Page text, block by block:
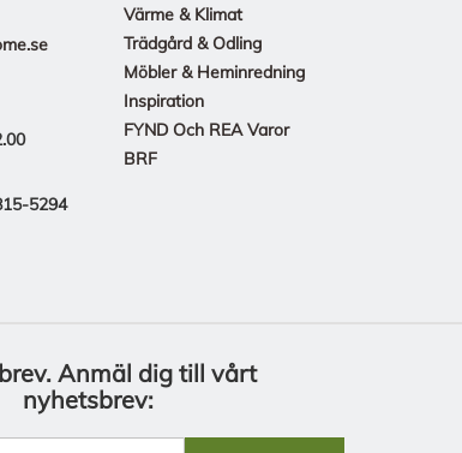
5294
Värme & Klimat
Trädgård & Odling
Möbler & Heminredning
Inspiration
FYND Och REA Varor
BRF
Anmäl dig till vårt
nyhetsbrev: